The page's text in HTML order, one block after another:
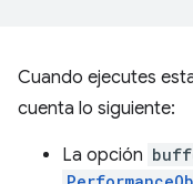
Cuando ejecutes
cuenta lo siguiente:
La opción